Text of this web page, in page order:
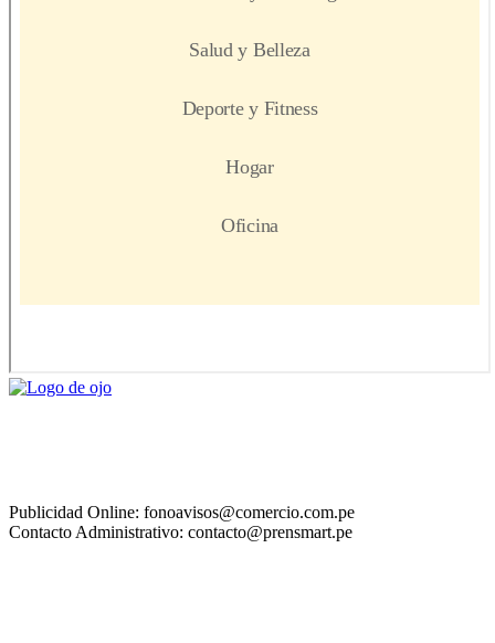
Publicidad Online: fonoavisos@comercio.com.pe
Contacto Administrativo: contacto@prensmart.pe